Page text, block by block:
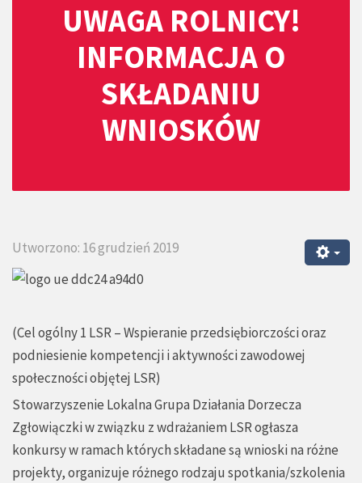
UWAGA ROLNICY!
INFORMACJA O
SKŁADANIU
WNIOSKÓW
Utworzono: 16 grudzień 2019
(Cel ogólny 1 LSR – Wspieranie przedsiębiorczości oraz
podniesienie kompetencji i aktywności zawodowej
społeczności objętej LSR)
Stowarzyszenie Lokalna Grupa Działania Dorzecza
Zgłowiączki w związku z wdrażaniem LSR ogłasza
konkursy w ramach których składane są wnioski na różne
projekty, organizuje różnego rodzaju spotkania/szkolenia